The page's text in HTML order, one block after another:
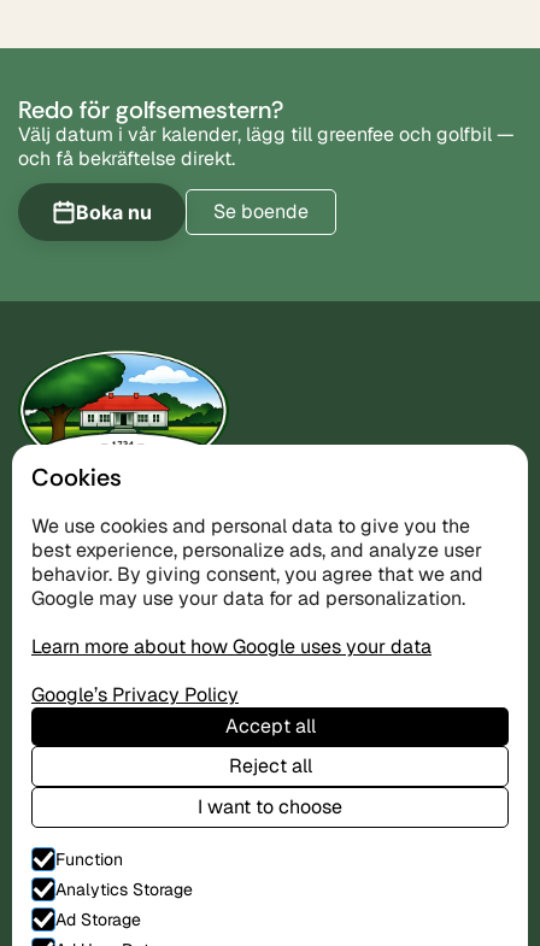
Cookies
We use cookies and personal data to give you the
best experience, personalize ads, and analyze user
behavior. By giving consent, you agree that we and
Google may use your data for ad personalization.
Learn more about how Google uses your data
Google’s Privacy Policy
Reject all
I want to choose
Accept all
Function
Analytics Storage
Ad Storage
Redo för golfsemestern?
Välj datum i vår kalender, lägg till greenfee och golfbil —
och få bekräftelse direkt.
Boka nu Se boende
utgångspunkt för golf och Kosteröarna.
Boende
Villan
Stugorna
Priser
Golf
Kosteröarna
Hitta hit
Info
Ordningsregler